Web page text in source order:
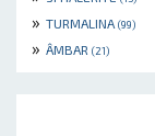
» TURMALINA (99)
» ÂMBAR (21)